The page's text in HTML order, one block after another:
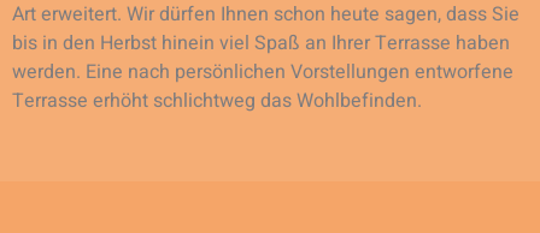
Art erweitert. Wir dürfen Ihnen schon heute sagen, dass Sie
bis in den Herbst hinein viel Spaß an Ihrer Terrasse haben
werden. Eine nach persönlichen Vorstellungen entworfene
Terrasse erhöht schlichtweg das Wohlbefinden.